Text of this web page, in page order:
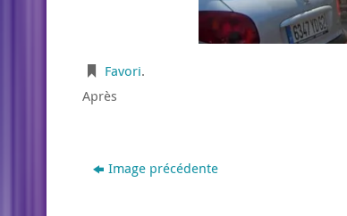
Favori.
Après
Image précédente